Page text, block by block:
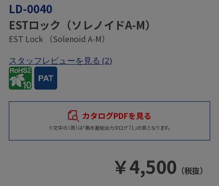
LD-0040
ESTロック（ソレノイドA-M）
EST Lock （Solenoid A-M）
スタッフレビューを見る (2)
カタログPDFを見る
※文中の（頁）は「栃木屋総合カタログ 71」の頁となります。
￥4,500 （税抜）